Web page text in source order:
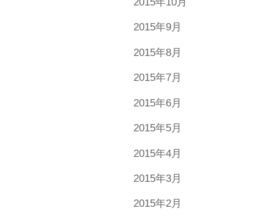
2015年9月
2015年8月
2015年7月
2015年6月
2015年5月
2015年4月
2015年3月
2015年2月